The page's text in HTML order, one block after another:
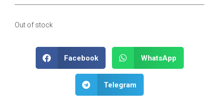
Out of stock
Facebook WhatsApp
Telegram